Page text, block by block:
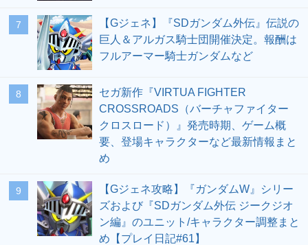
7
【Gジェネ】『SDガンダム外伝』伝説の
巨人＆アルガス騎士団開催決定。報酬は
フルアーマー騎士ガンダムなど
8
セガ新作『VIRTUA FIGHTER
CROSSROADS（バーチャファイター
クロスロード）』発売時期、ゲーム概
要、登場キャラクターなど最新情報まと
め
9
【Gジェネ攻略】『ガンダムW』シリー
ズおよび『SDガンダム外伝 ジークジオ
ン編』のユニット/キャラクター調整まと
め【プレイ日記#61】